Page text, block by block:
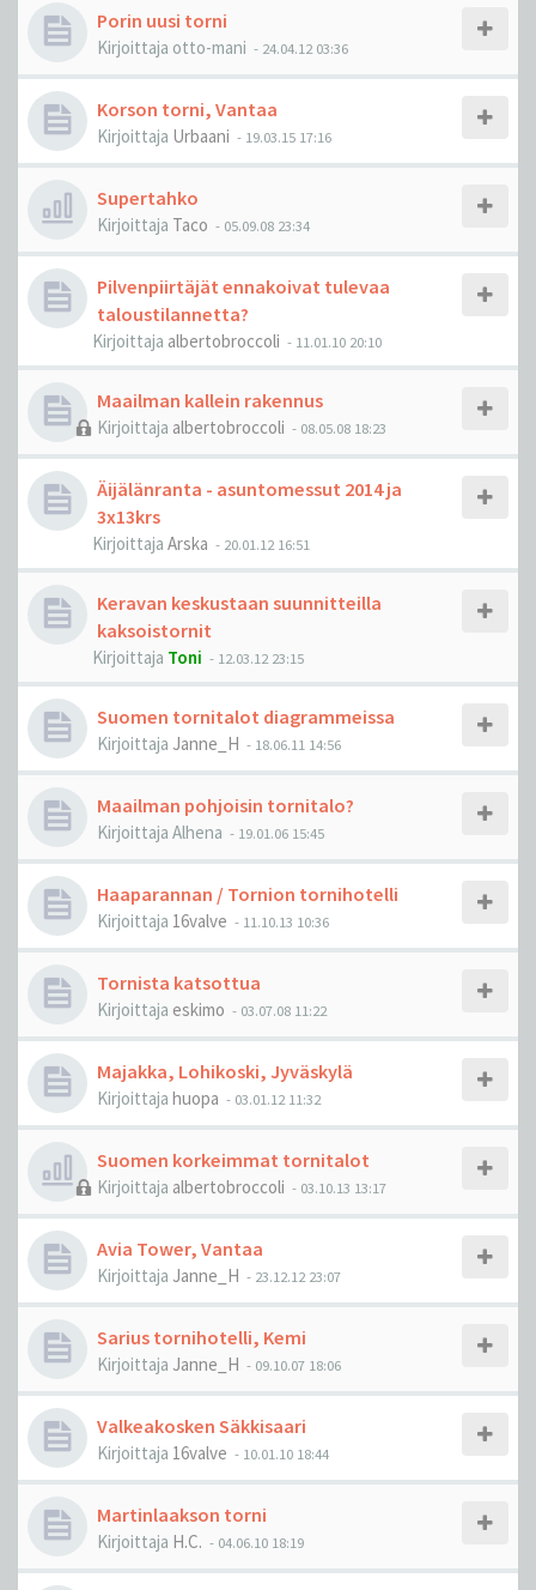
Porin uusi torni
Kirjoittaja otto-mani - 24.04.12 03:36
Korson torni, Vantaa
Kirjoittaja Urbaani - 19.03.15 17:16
Supertahko
Kirjoittaja Taco - 05.09.08 23:34
Pilvenpiirtäjät ennakoivat tulevaa
taloustilannetta?
Kirjoittaja albertobroccoli - 11.01.10 20:10
Maailman kallein rakennus
Kirjoittaja albertobroccoli - 08.05.08 18:23
Äijälänranta - asuntomessut 2014 ja
3x13krs
Kirjoittaja Arska - 20.01.12 16:51
Keravan keskustaan suunnitteilla
kaksoistornit
Kirjoittaja Toni - 12.03.12 23:15
Suomen tornitalot diagrammeissa
Kirjoittaja Janne_H - 18.06.11 14:56
Maailman pohjoisin tornitalo?
Kirjoittaja Alhena - 19.01.06 15:45
Haaparannan / Tornion tornihotelli
Kirjoittaja 16valve - 11.10.13 10:36
Tornista katsottua
Kirjoittaja eskimo - 03.07.08 11:22
Majakka, Lohikoski, Jyväskylä
Kirjoittaja huopa - 03.01.12 11:32
Suomen korkeimmat tornitalot
Kirjoittaja albertobroccoli - 03.10.13 13:17
Avia Tower, Vantaa
Kirjoittaja Janne_H - 23.12.12 23:07
Sarius tornihotelli, Kemi
Kirjoittaja Janne_H - 09.10.07 18:06
Valkeakosken Säkkisaari
Kirjoittaja 16valve - 10.01.10 18:44
Martinlaakson torni
Kirjoittaja H.C. - 04.06.10 18:19